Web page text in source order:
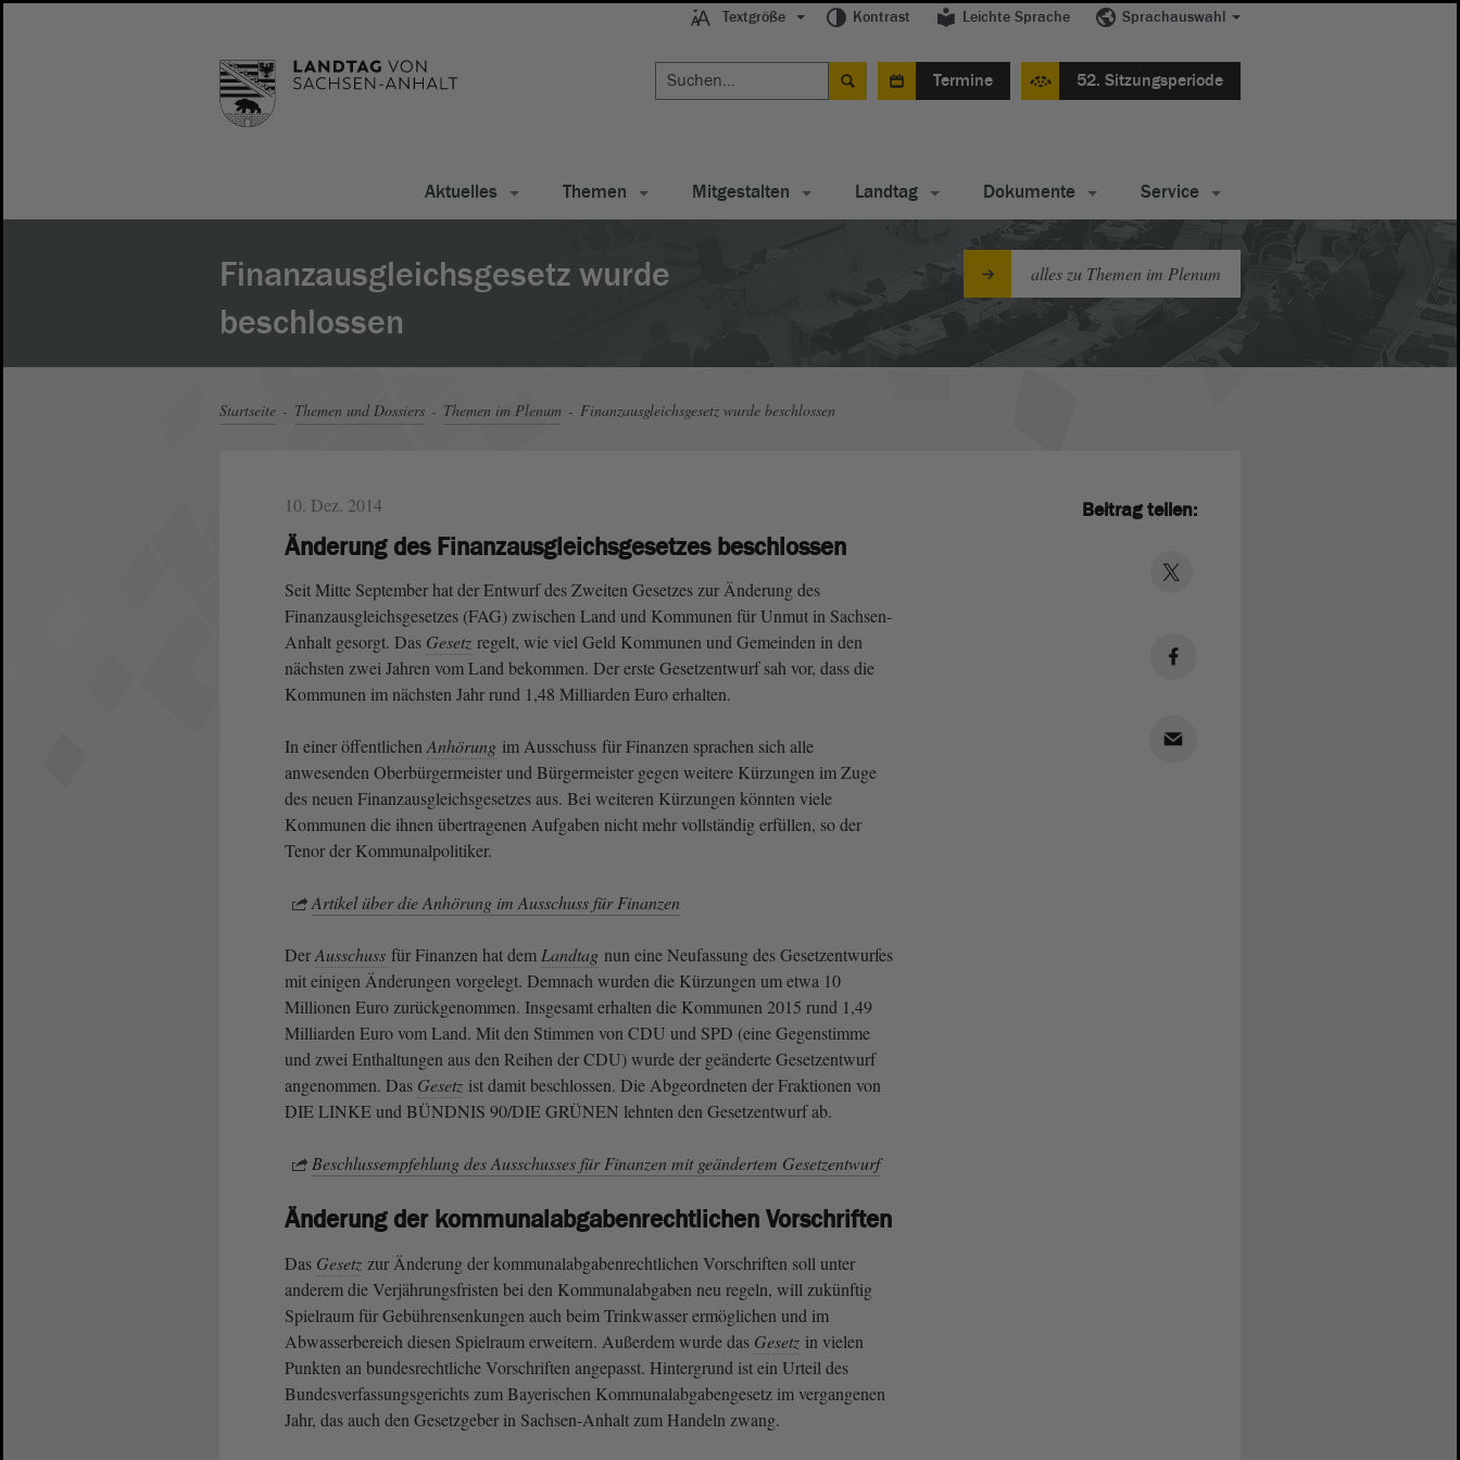
Textgröße Kontrast Leichte Sprache Sprachauswahl
Termine 52. Sitzungsperiode
Aktuelles Themen Mitgestalten Landtag Dokumente Service
Finanzausgleichsgesetz wurde
beschlossen
alles zu Themen im Plenum
Startseite Themen und Dossiers Themen im Plenum Finanzausgleichsgesetz wurde beschlossen
10. Dez. 2014
Änderung des Finanzausgleichsgesetzes beschlossen
Seit Mitte September hat der Entwurf des Zweiten Gesetzes zur Änderung des
Finanzausgleichsgesetzes (FAG) zwischen Land und Kommunen für Unmut in Sachsen-
Anhalt gesorgt. Das Gesetz regelt, wie viel Geld Kommunen und Gemeinden in den
nächsten zwei Jahren vom Land bekommen. Der erste Gesetzentwurf sah vor, dass die
Kommunen im nächsten Jahr rund 1,48 Milliarden Euro erhalten.
In einer öffentlichenAnhörung im Ausschuss für Finanzen sprachen sich alle
anwesenden Oberbürgermeister und Bürgermeister gegen weitere Kürzungen im Zuge
des neuen Finanzausgleichsgesetzes aus. Bei weiteren Kürzungen könnten viele
Kommunen die ihnen übertragenen Aufgaben nicht mehr vollständig erfüllen, so der
Tenor der Kommunalpolitiker.
Artikel über die Anhörung im Ausschuss für Finanzen
DerAusschuss für Finanzen hat demLandtag nun eine Neufassung des Gesetzentwurfes
mit einigen Änderungen vorgelegt. Demnach wurden die Kürzungen um etwa 10
Millionen Euro zurückgenommen. Insgesamt erhalten die Kommunen 2015 rund 1,49
Milliarden Euro vom Land. Mit den Stimmen von CDU und SPD (eine Gegenstimme
und zwei Enthaltungen aus den Reihen der CDU) wurde der geänderte Gesetzentwurf
angenommen. Das Gesetz ist damit beschlossen. Die Abgeordneten der Fraktionen von
DIE LINKE und BÜNDNIS 90/DIE GRÜNEN lehnten den Gesetzentwurf ab.
Beschlussempfehlung des Ausschusses für Finanzen mit geändertem Gesetzentwurf
Änderung der kommunalabgabenrechtlichen Vorschriften
Das Gesetz zur Änderung der kommunalabgabenrechtlichen Vorschriften soll unter
anderem die Verjährungsfristen bei den Kommunalabgaben neu regeln, will zukünftig
Spielraum für Gebührensenkungen auch beim Trinkwasser ermöglichen und im
Abwasserbereich diesen Spielraum erweitern. Außerdem wurde das Gesetz in vielen
Punkten an bundesrechtliche Vorschriften angepasst. Hintergrund ist ein Urteil des
Bundesverfassungsgerichts zum Bayerischen Kommunalabgabengesetz im vergangenen
Jahr, das auch den Gesetzgeber in Sachsen-Anhalt zum Handeln zwang.
Beitrag teilen: